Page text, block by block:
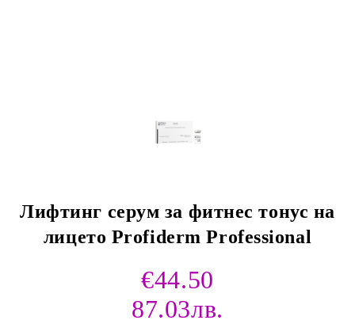
Лифтинг серум за фитнес тонус на
лицето Profiderm Professional
€44.50
87.03лв.